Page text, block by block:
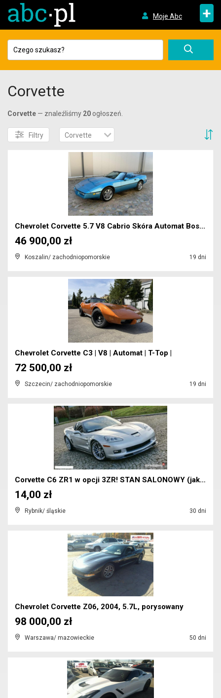
Moje Abc +
Corvette
Corvette — znaleźliśmy 20 ogłoszeń.
Filtry Corvette
Chevrolet Corvette 5.7 V8 Cabrio Skóra Automat Bos...
Koszalin/ zachodniopomorskie 19 dni
46 900,00 zł
Chevrolet Corvette C3 | V8 | Automat | T-Top |
Szczecin/ zachodniopomorskie 19 dni
72 500,00 zł
Corvette C6 ZR1 w opcji 3ZR! STAN SALONOWY (jak no...
Rybnik/ śląskie 30 dni
14,00 zł
Chevrolet Corvette Z06, 2004, 5.7L, porysowany
Warszawa/ mazowieckie 50 dni
98 000,00 zł